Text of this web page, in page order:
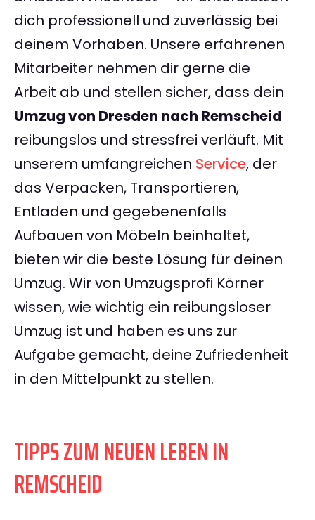
dich professionell und zuverlässig bei
deinem Vorhaben. Unsere erfahrenen
Mitarbeiter nehmen dir gerne die
Arbeit ab und stellen sicher, dass dein
Umzug von Dresden nach Remscheid
reibungslos und stressfrei verläuft. Mit
unserem umfangreichen Service, der
das Verpacken, Transportieren,
Entladen und gegebenenfalls
Aufbauen von Möbeln beinhaltet,
bieten wir die beste Lösung für deinen
Umzug. Wir von Umzugsprofi Körner
wissen, wie wichtig ein reibungsloser
Umzug ist und haben es uns zur
Aufgabe gemacht, deine Zufriedenheit
in den Mittelpunkt zu stellen.
TIPPS ZUM NEUEN LEBEN IN
REMSCHEID